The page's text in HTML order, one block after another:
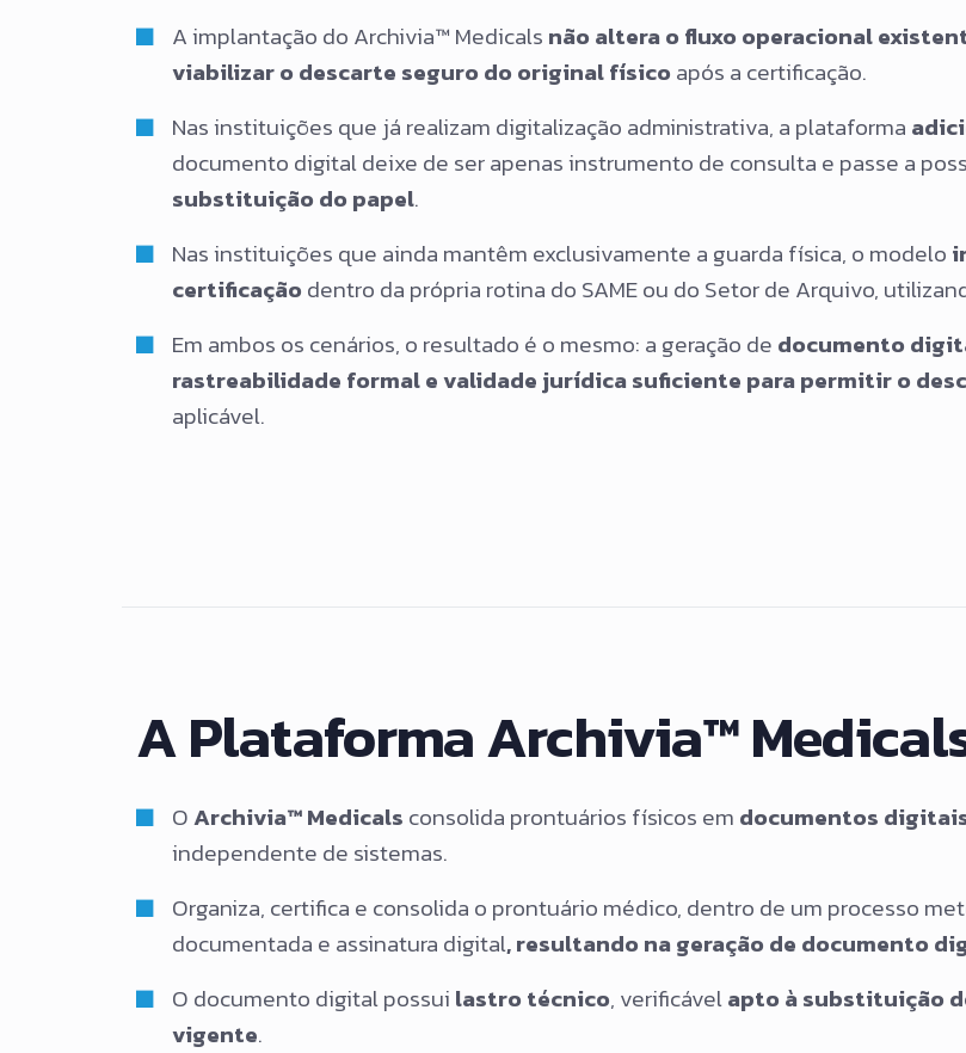
A implantação do Archivia™ Medicals não altera o fluxo operacional
viabilizar o descarte seguro do original físico após a certificação.
Nas instituições que já realizam digitalização administrativa, a plataforma
documento digital deixe de ser apenas instrumento de consulta e passe a
substituição do papel.
Nas instituições que ainda mantêm exclusivamente a guarda física, o modelo
certificação dentro da própria rotina do SAME ou do Setor de Arquivo,
Em ambos os cenários, o resultado é o mesmo: a geração de documento
rastreabilidade formal e validade jurídica suficiente para permitir o
aplicável.
A Plataforma Archivia™
OArchivia™ Medicals consolida prontuários físicos em documentos
independente de sistemas.
Organiza, certifica e consolida o prontuário médico, dentro de um processo
documentada e assinatura digital, resultando na geração de documento
O documento digital possui lastro técnico, verificávelapto à substituição
vigente.